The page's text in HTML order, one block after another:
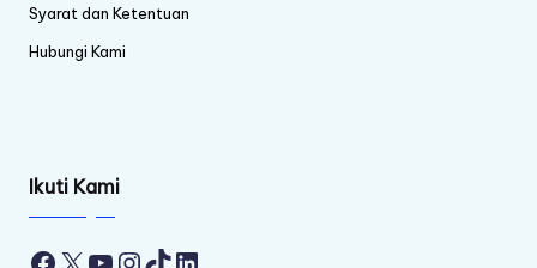
Syarat dan Ketentuan
Hubungi Kami
Ikuti Kami